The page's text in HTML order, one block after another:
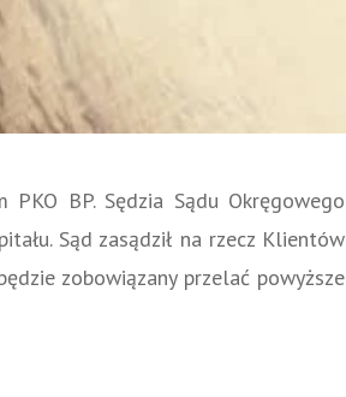
BP. Sędzia Sądu Okręgowego
Sąd zasądził na rzecz Klientów
zobowiązany przelać powyższe